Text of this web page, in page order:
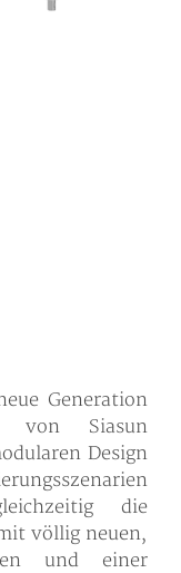
Generation
von Siasun
Design
die
völlig neuen,
und einer